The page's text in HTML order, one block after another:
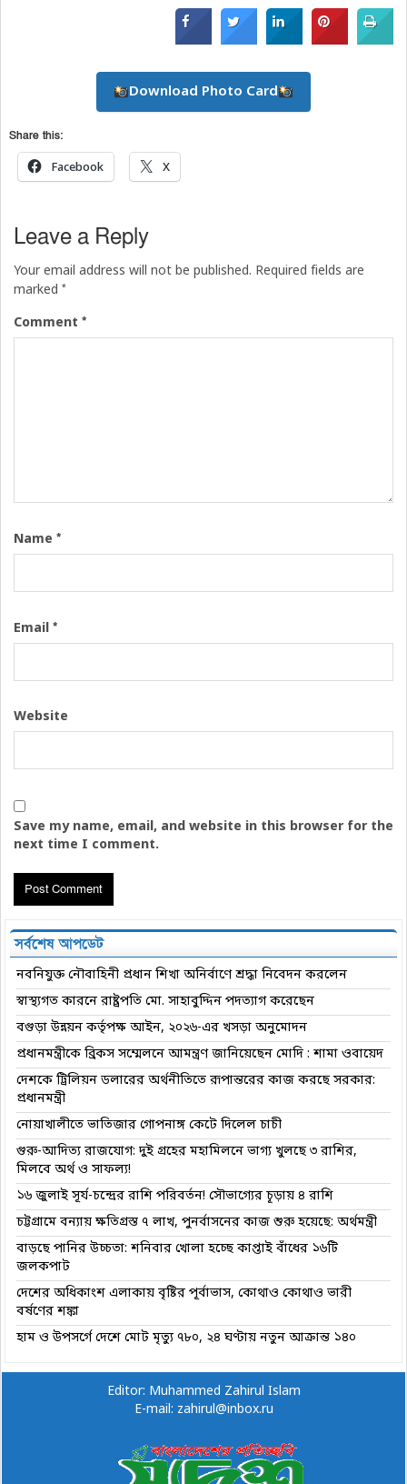
Download Photo Card
Share this:
Facebook X
Leave a Reply
Your email address will not be published. Required fields are
marked *
Comment *
Name *
Email *
Website
Save my name, email, and website in this browser for the
next time I comment.
সর্বশেষ আপডেট
নবনিযুক্ত নৌবাহিনী প্রধান শিখা অনির্বাণে শ্রদ্ধা নিবেদন করলেন
স্বাস্থ্যগত কারনে রাষ্ট্রপতি মো. সাহাবুদ্দিন পদত্যাগ করেছেন
বগুড়া উন্নয়ন কর্তৃপক্ষ আইন, ২০২৬-এর খসড়া অনুমোদন
প্রধানমন্ত্রীকে ব্রিকস সম্মেলনে আমন্ত্রণ জানিয়েছেন মোদি : শামা ওবায়েদ
দেশকে ট্রিলিয়ন ডলারের অর্থনীতিতে রূপান্তরের কাজ করছে সরকার:
প্রধানমন্ত্রী
নোয়াখালীতে ভাতিজার গোপনাঙ্গ কেটে দিলেল চাচী
গুরু-আদিত্য রাজযোগ: দুই গ্রহের মহামিলনে ভাগ্য খুলছে ৩ রাশির,
মিলবে অর্থ ও সাফল্য!
১৬ জুলাই সূর্য-চন্দ্রের রাশি পরিবর্তন! সৌভাগ্যের চূড়ায় ৪ রাশি
চট্টগ্রামে বন্যায় ক্ষতিগ্রস্ত ৭ লাখ, পুনর্বাসনের কাজ শুরু হয়েছে: অর্থমন্ত্রী
বাড়ছে পানির উচ্চতা: শনিবার খোলা হচ্ছে কাপ্তাই বাঁধের ১৬টি
জলকপাট
দেশের অধিকাংশ এলাকায় বৃষ্টির পূর্বাভাস, কোথাও কোথাও ভারী
বর্ষণের শঙ্কা
হাম ও উপসর্গে দেশে মোট মৃত্যু ৭৮০, ২৪ ঘণ্টায় নতুন আক্রান্ত ১৪০
Editor: Muhammed Zahirul Islam
E-mail: zahirul@inbox.ru